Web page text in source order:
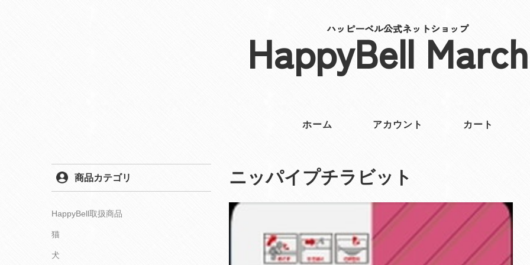
ハッピーベル公式ネットショップ
HappyBell
ホーム アカウント カート
ニッパイプチラビット
商品カテゴリ
HappyBell取扱商品
猫
犬